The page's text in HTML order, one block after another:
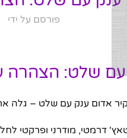
פורסם על ידי
עם שלט: הצהרה
דרמטי, מודרני ופרקטי